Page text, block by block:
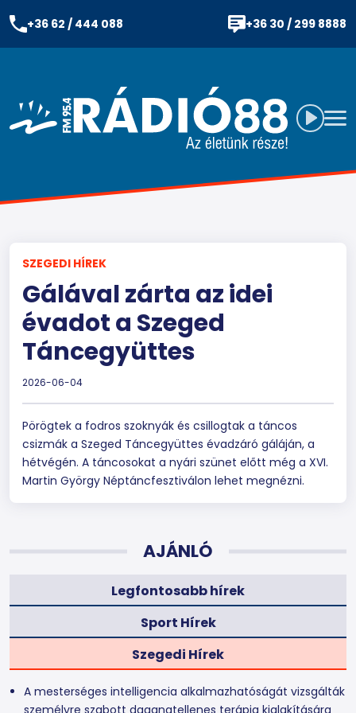
+36 62 / 444 088 +36 30 / 299 8888
SZEGEDI HÍREK
Gálával zárta az idei
évadot a Szeged
Táncegyüttes
2026-06-04
Pörögtek a fodros szoknyák és csillogtak a táncos
csizmák a Szeged Táncegyüttes évadzáró gáláján, a
hétvégén. A táncosokat a nyári szünet előtt még a XVI.
Martin György Néptáncfesztiválon lehet megnézni.
AJÁNLÓ
Legfontosabb hírek
Sport Hírek
Szegedi Hírek
A mesterséges intelligencia alkalmazhatóságát vizsgálták
személyre szabott daganatellenes terápia kialakítására